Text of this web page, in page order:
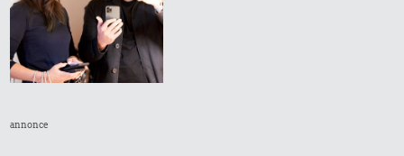
annonce